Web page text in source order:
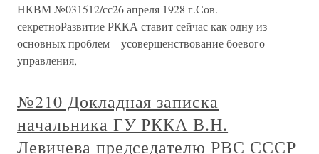
НКВМ №031512/сс26 апреля 1928 г.Сов.
секретноРазвитие РККА ставит сейчас как одну из
основных проблем – усовершенствование боевого
управления,
№210 Докладная записка
начальника ГУ РККА В.Н.
Левичева председателю РВС СССР